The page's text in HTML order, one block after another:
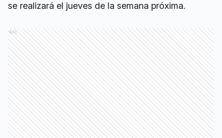
se realizará el jueves de la semana próxima.
Ads